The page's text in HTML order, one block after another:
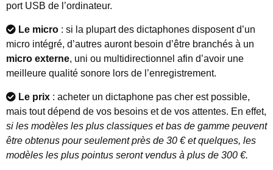
port USB de l’ordinateur.
Le micro : si la plupart des dictaphones disposent d’un
micro intégré, d’autres auront besoin d’être branchés à un
micro externe, uni ou multidirectionnel afin d’avoir une
meilleure qualité sonore lors de l’enregistrement.
Le prix : acheter un dictaphone pas cher est possible,
mais tout dépend de vos besoins et de vos attentes. En effet,
si les modèles les plus classiques et bas de gamme peuvent
être obtenus pour seulement près de 30 € et quelques, les
modèles les plus pointus seront vendus à plus de 300 €.